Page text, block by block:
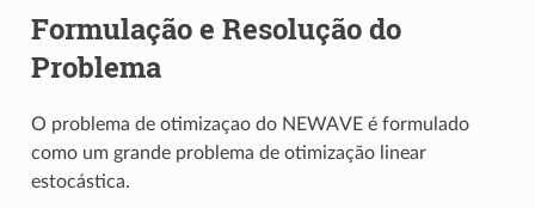
Formulação e Resolução do
Problema
O problema de otimizaçao do NEWAVE é formulado
como um grande problema de otimização linear
estocástica.